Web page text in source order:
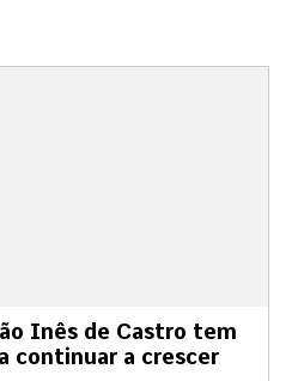
Inês de Castro tem
continuar a crescer